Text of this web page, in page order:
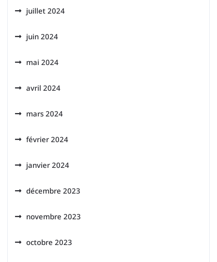
juillet 2024
juin 2024
mai 2024
avril 2024
mars 2024
février 2024
janvier 2024
décembre 2023
novembre 2023
octobre 2023